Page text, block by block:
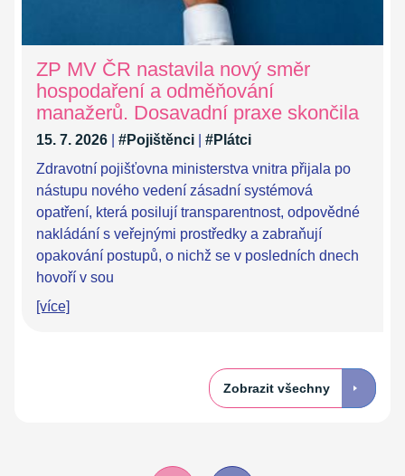
ZP MV ČR nastavila nový směr
hospodaření a odměňování
manažerů. Dosavadní praxe skončila
15. 7. 2026 #Pojištěnci
#Plátci
Zdravotní pojišťovna ministerstva vnitra přijala po
nástupu nového vedení zásadní systémová
opatření, která posilují transparentnost, odpovědné
nakládání s veřejnými prostředky a zabraňují
opakování postupů, o nichž se v posledních dnech
hovoří v sou
[více]
Zobrazit všechny